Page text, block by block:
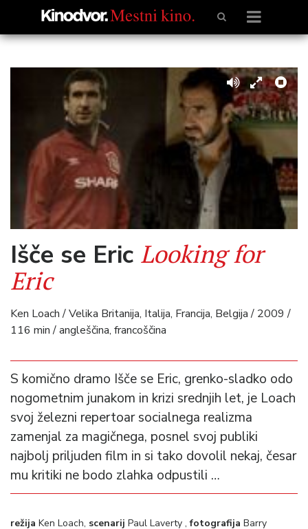
Išče se Eric Looking for
Eric
Ken Loach / Velika Britanija, Italija, Francija, Belgija / 2009 /
116 min / angleščina, francoščina
S komično dramo Išče se Eric, grenko-sladko odo
nogometnim junakom in krizi srednjih let, je Loach
svoj železni repertoar socialnega realizma
zamenjal za magičnega, posnel svoj publiki
najbolj priljuden film in si tako dovolil nekaj, česar
mu kritiki ne bodo zlahka odpustili …
režija Ken Loach, scenarij Paul Laverty ,fotografija Barry